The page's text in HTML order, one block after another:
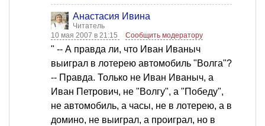
Анастасия Ивина
Читатель
10 мая 2007 в 21:15
Сообщить модератору
" -- А правда ли, что Иван Иваныч
выиграл в лотерею автомобиль "Волга"?
-- Правда. Только не Иван Иваныч, а
Иван Петрович, не "Волгу", а "Победу",
не автомобиль, а часы, не в лотерею, а в
домино, не выиграл, а проиграл, но в